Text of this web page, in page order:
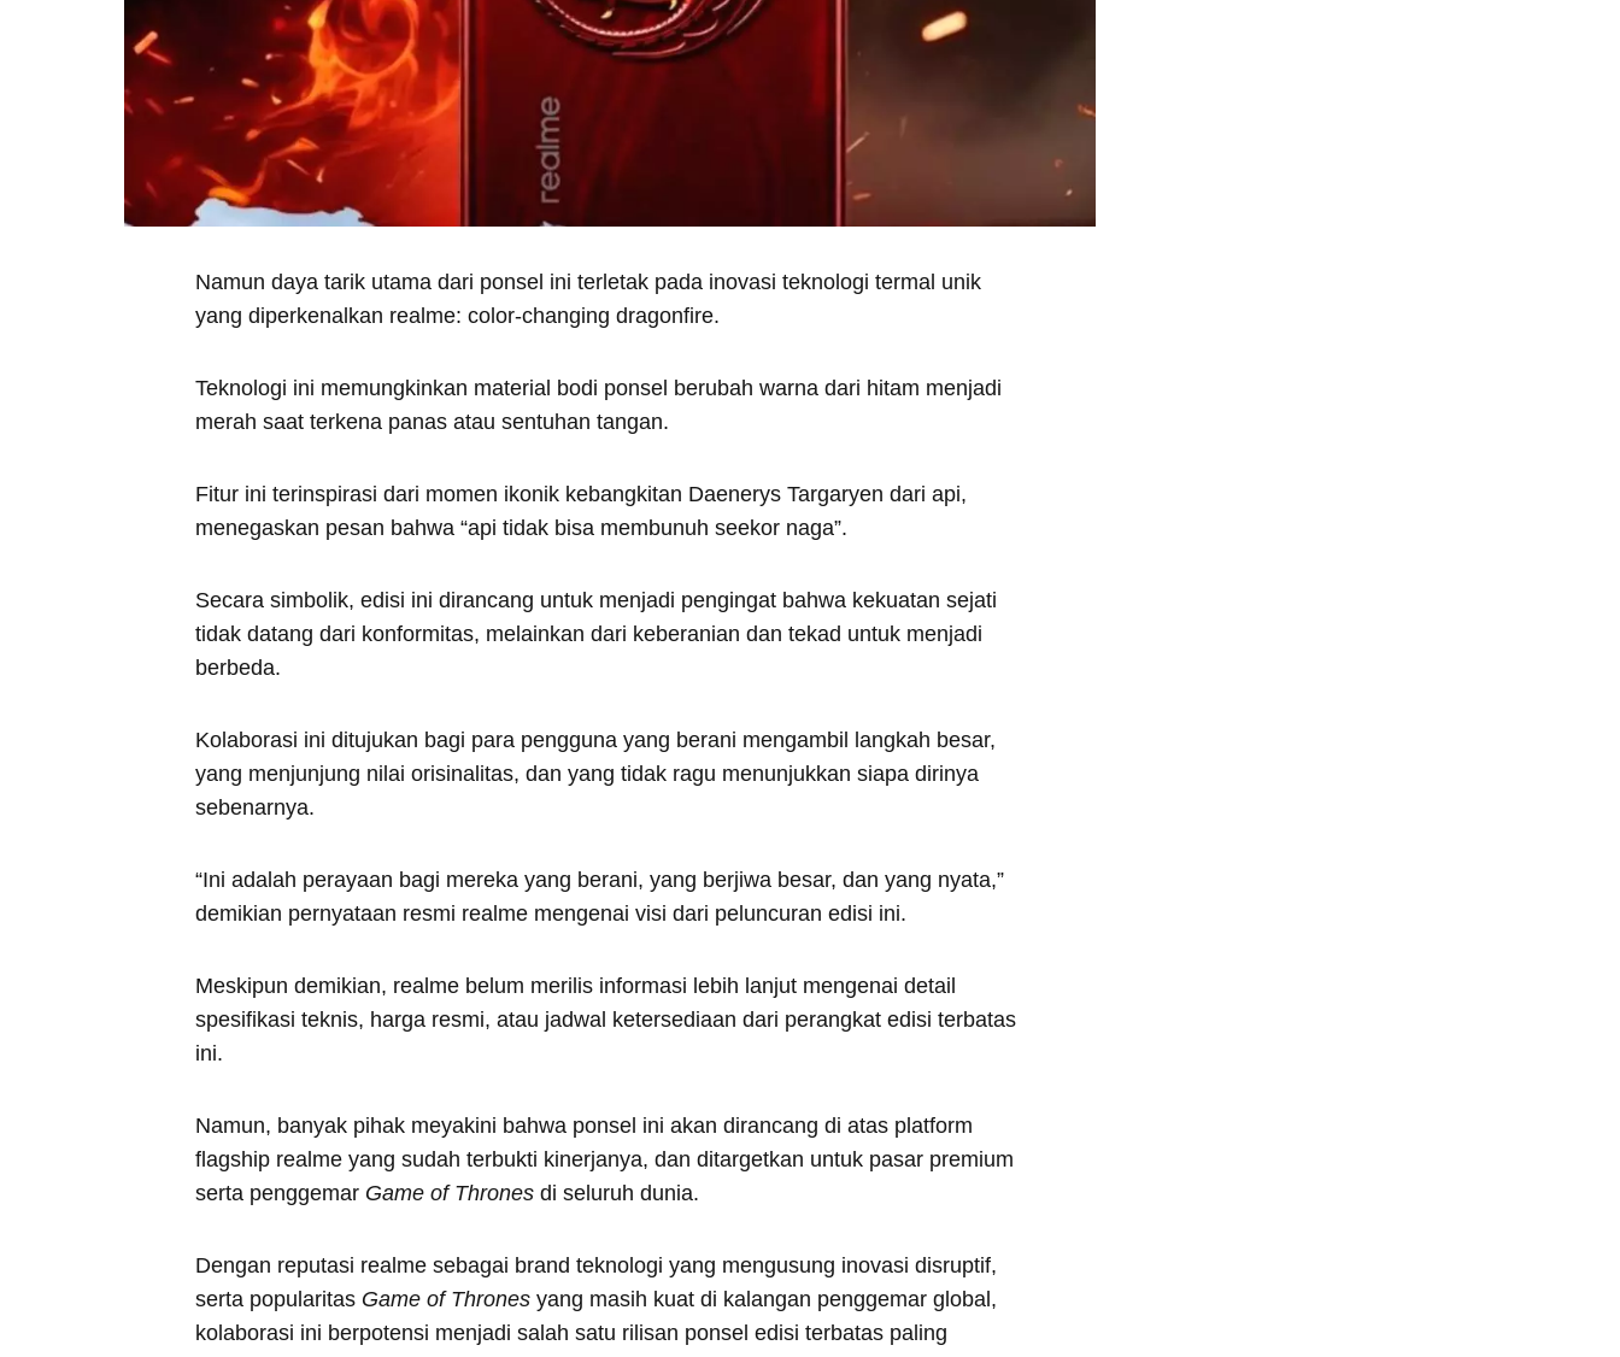
Namun daya tarik utama dari ponsel ini terletak pada inovasi teknologi termal unik
yang diperkenalkan realme: color-changing dragonfire.
Teknologi ini memungkinkan material bodi ponsel berubah warna dari hitam menjadi
merah saat terkena panas atau sentuhan tangan.
Fitur ini terinspirasi dari momen ikonik kebangkitan Daenerys Targaryen dari api,
menegaskan pesan bahwa “api tidak bisa membunuh seekor naga”.
Secara simbolik, edisi ini dirancang untuk menjadi pengingat bahwa kekuatan sejati
tidak datang dari konformitas, melainkan dari keberanian dan tekad untuk menjadi
berbeda.
Kolaborasi ini ditujukan bagi para pengguna yang berani mengambil langkah besar,
yang menjunjung nilai orisinalitas, dan yang tidak ragu menunjukkan siapa dirinya
sebenarnya.
“Ini adalah perayaan bagi mereka yang berani, yang berjiwa besar, dan yang nyata,”
demikian pernyataan resmi realme mengenai visi dari peluncuran edisi ini.
Meskipun demikian, realme belum merilis informasi lebih lanjut mengenai detail
spesifikasi teknis, harga resmi, atau jadwal ketersediaan dari perangkat edisi terbatas
ini.
Namun, banyak pihak meyakini bahwa ponsel ini akan dirancang di atas platform
flagship realme yang sudah terbukti kinerjanya, dan ditargetkan untuk pasar premium
serta penggemar Game of Thrones di seluruh dunia.
Dengan reputasi realme sebagai brand teknologi yang mengusung inovasi disruptif,
serta popularitas Game of Thrones yang masih kuat di kalangan penggemar global,
kolaborasi ini berpotensi menjadi salah satu rilisan ponsel edisi terbatas paling